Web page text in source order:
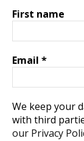
First name
Email *
We keep your
with third
our Privacy